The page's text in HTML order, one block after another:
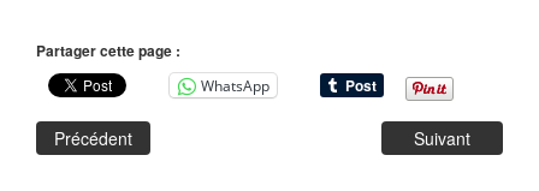
Partager cette page :
WhatsApp
Précédent Suivant